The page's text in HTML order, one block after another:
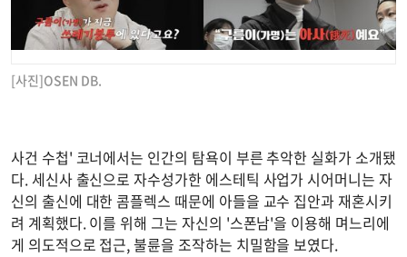
[사진]OSEN DB.
사건 수첩' 코너에서는 인간의 탐욕이 부른 추악한 실화가 소개됐
다. 세신사 출신으로 자수성가한 에스테틱 사업가 시어머니는 자
신의 출신에 대한 콤플렉스 때문에 아들을 교수 집안과 재혼시키
려 계획했다. 이를 위해 그는 자신의 '스폰남'을 이용해 며느리에
게 의도적으로 접근, 불륜을 조작하는 치밀함을 보였다.